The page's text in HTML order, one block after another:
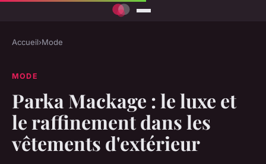
Accueil›Mode
MODE
Parka Mackage : le luxe et
le raffinement dans les
vêtements d'extérieur